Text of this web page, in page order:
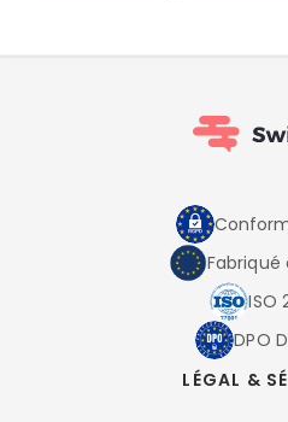
Fabriqué
ISO
DPO
LÉGAL &